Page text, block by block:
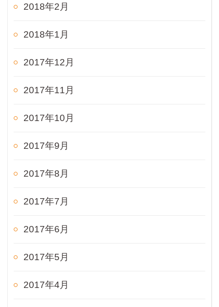
2018年2月
2018年1月
2017年12月
2017年11月
2017年10月
2017年9月
2017年8月
2017年7月
2017年6月
2017年5月
2017年4月